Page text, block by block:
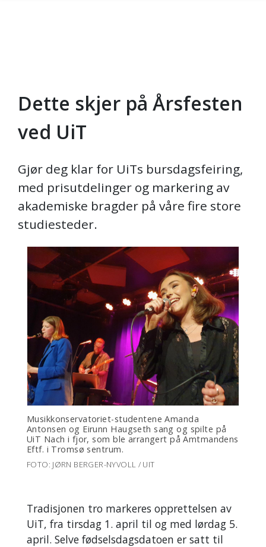
Gå til hovedinnhold
Dette skjer på Årsfesten
ved UiT
Gjør deg klar for UiTs bursdagsfeiring,
med prisutdelinger og markering av
akademiske bragder på våre fire store
studiesteder.
Musikkonservatoriet-studentene Amanda
Antonsen og Eirunn Haugseth sang og spilte på
UiT Nach i fjor, som ble arrangert på Amtmandens
Eftf. i Tromsø sentrum.
FOTO: JØRN BERGER-NYVOLL / UIT
Tradisjonen tro markeres opprettelsen av
UiT, fra tirsdag 1. april til og med lørdag 5.
april. Selve fødselsdagsdatoen er satt til